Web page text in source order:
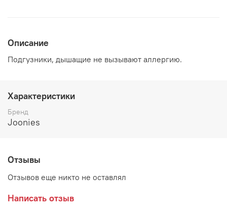
Описание
Подгузники, дышащие не вызывают аллергию.
Характеристики
Бренд
Joonies
Отзывы
Отзывов еще никто не оставлял
Написать отзыв